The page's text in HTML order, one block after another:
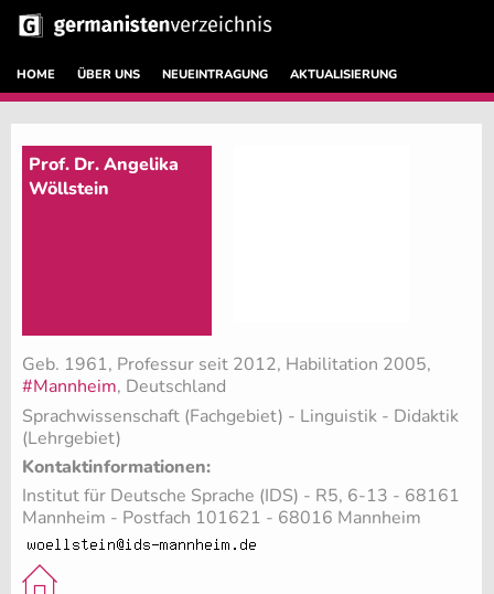
HOME ÜBER UNS NEUEINTRAGUNG AKTUALISIERUNG
Prof. Dr. Angelika
Wöllstein
Geb. 1961, Professur seit 2012, Habilitation 2005,
#Mannheim, Deutschland
Sprachwissenschaft (Fachgebiet) - Linguistik - Didaktik
(Lehrgebiet)
Kontaktinformationen:
Institut für Deutsche Sprache (IDS) - R5, 6-13 - 68161
Mannheim - Postfach 101621 - 68016 Mannheim